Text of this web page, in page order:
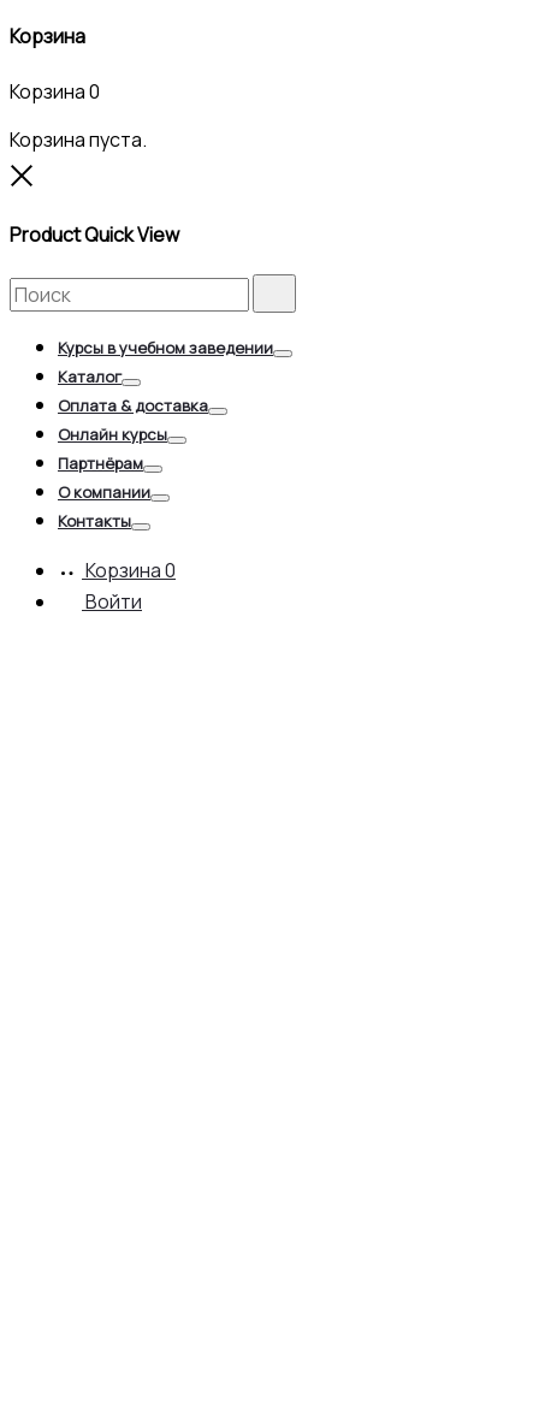
Корзина
Корзина0
Корзина пуста.
Product Quick View
Search
for:
Курсы в учебном заведении
Каталог
Toggle
Оплата & доставка
Онлайн курсы
Партнёрам
О компании
Контакты
Корзина0
Войти